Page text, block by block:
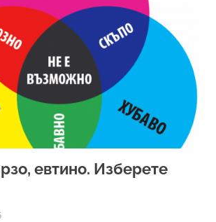
евтино. Изберете
ADMIN